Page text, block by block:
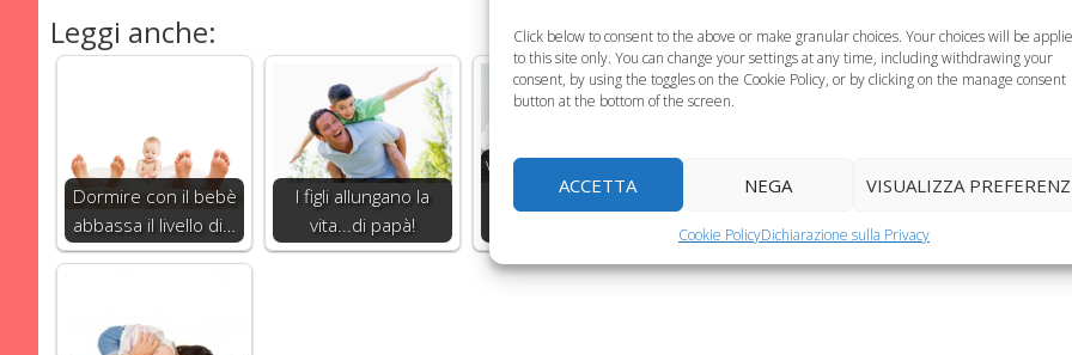
Click below to consent to the above or make granular choices. Your choices will be
to this site only. You can change your settings at any time, including withdrawing your
consent, by using the toggles on the Cookie Policy, or by clicking on the manage consent
button at the bottom of the screen.
ACCETTA NEGA VISUALIZZA
Cookie PolicyDichiarazione sulla Privacy
Leggi anche:
Dormire con il bebè
abbassa il livello di…
I figli allungano la
vita...di papà!
Voglia di paternità? In
estate l'uomo è più
Testosterone alto,
figli più intelligenti
per la mamma che